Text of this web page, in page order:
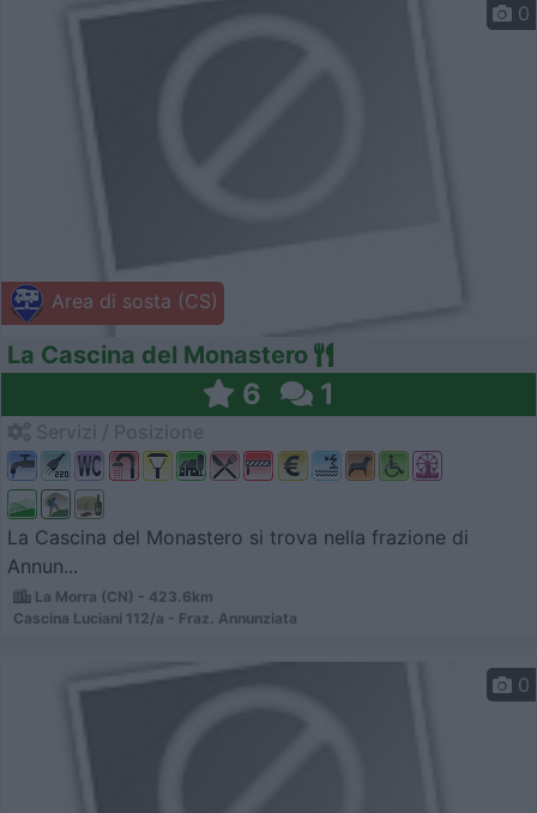
Area di sosta (CS)
0
La Cascina del Monastero
6 1
La Cascina del Monastero si trova nella frazione di
Annun...
La Morra (CN) - 423.6km
Cascina Luciani 112/a - Fraz. Annunziata
0